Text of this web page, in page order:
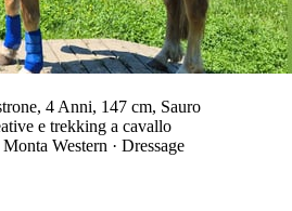
4 Anni, 147 cm, Sauro
e trekking a cavallo
Western · Dressage